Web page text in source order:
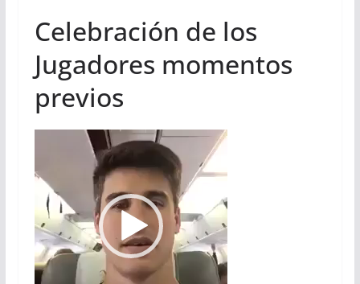
Celebración de los
Jugadores momentos
previos
Reproductor
vídeo